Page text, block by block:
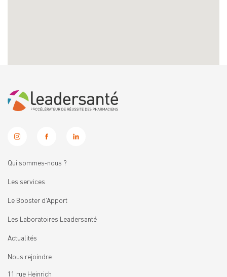
Qui sommes-nous ?
Les services
Le Booster d’Apport
Les Laboratoires Leadersanté
Actualités
Nous rejoindre
11 rue Heinrich